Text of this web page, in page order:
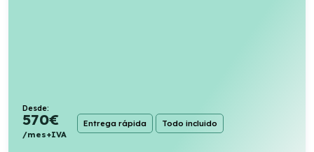
Desde:
570€
/mes+IVA
Entrega rápida Todo incluido